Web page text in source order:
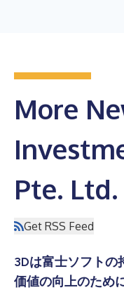
More
Pte. Ltd.
Get RSS Feed
3Dは富士ソフトの
価値の向上のため